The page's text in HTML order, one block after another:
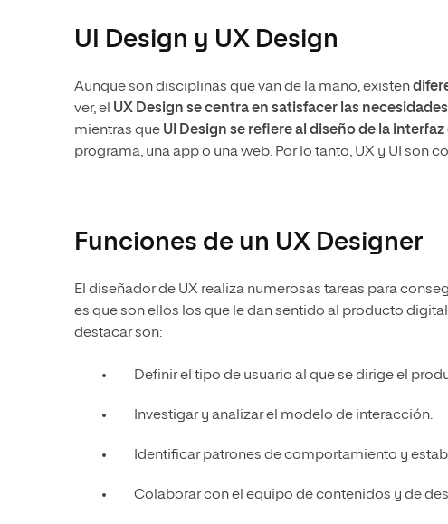
UI Design y UX Design
Aunque son disciplinas que van de la mano, existen
ver, el UX Design se centra en satisfacer las
mientras que UI Design se refiere al diseño de la
programa, una app o una web. Por lo tanto, UX y UI son
Funciones de un UX Designer
El diseñador de UX realiza numerosas tareas para
es que son ellos los que le dan sentido al producto
destacar son:
Definir el tipo de usuario al que se dirige el
Investigar y analizar el modelo de interacción.
Identificar patrones de comportamiento y
Colaborar con el equipo de contenidos y de